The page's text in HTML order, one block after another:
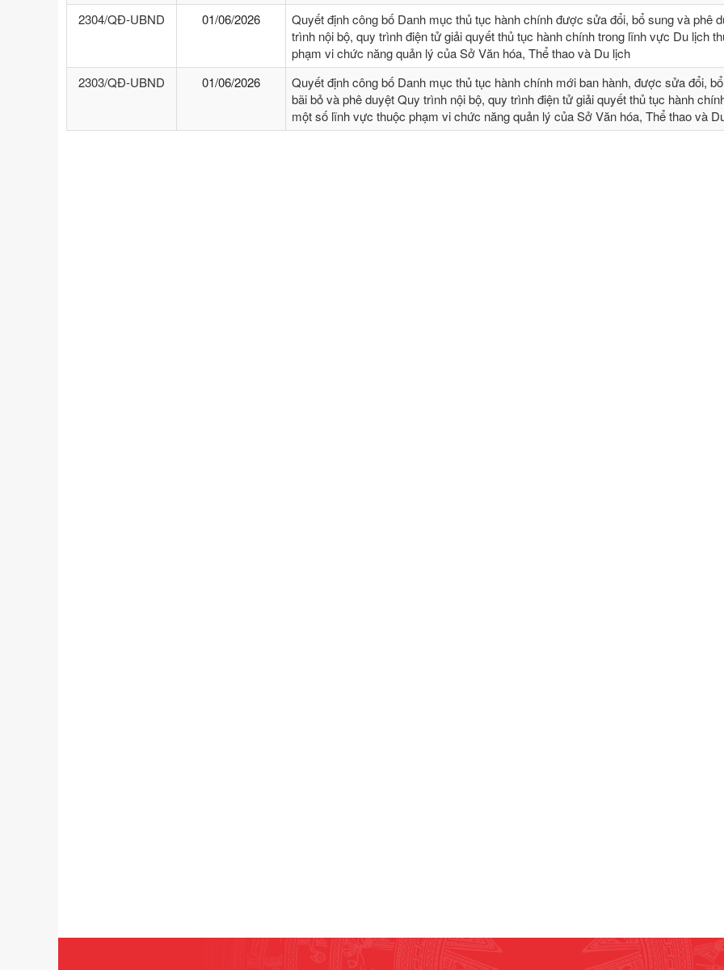
2304/QĐ-UBND
01/06/2026
Quyết định công bố Danh mục thủ tục hành chính được sửa đổi, bổ sung và phê
trình nội bộ, quy trình điện tử giải quyết thủ tục hành chính trong lĩnh vực Du lịch
phạm vi chức năng quản lý của Sở Văn hóa, Thể thao và Du lịch
2303/QĐ-UBND
01/06/2026
Quyết định công bố Danh mục thủ tục hành chính mới ban hành, được sửa đổi,
bãi bỏ và phê duyệt Quy trình nội bộ, quy trình điện tử giải quyết thủ tục hành
một số lĩnh vực thuộc phạm vi chức năng quản lý của Sở Văn hóa, Thể thao và